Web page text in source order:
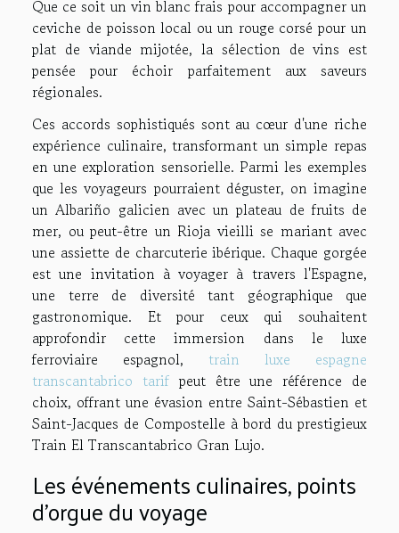
Que ce soit un vin blanc frais pour accompagner un
ceviche de poisson local ou un rouge corsé pour un
plat de viande mijotée, la sélection de vins est
pensée pour échoir parfaitement aux saveurs
régionales.
Ces accords sophistiqués sont au cœur d'une riche
expérience culinaire, transformant un simple repas
en une exploration sensorielle. Parmi les exemples
que les voyageurs pourraient déguster, on imagine
un Albariño galicien avec un plateau de fruits de
mer, ou peut-être un Rioja vieilli se mariant avec
une assiette de charcuterie ibérique. Chaque gorgée
est une invitation à voyager à travers l'Espagne,
une terre de diversité tant géographique que
gastronomique. Et pour ceux qui souhaitent
approfondir cette immersion dans le luxe
ferroviaire espagnol, train luxe espagne
transcantabrico tarifpeut être une référence de
choix, offrant une évasion entre Saint-Sébastien et
Saint-Jacques de Compostelle à bord du prestigieux
Train El Transcantabrico Gran Lujo.
Les événements culinaires, points
d'orgue du voyage